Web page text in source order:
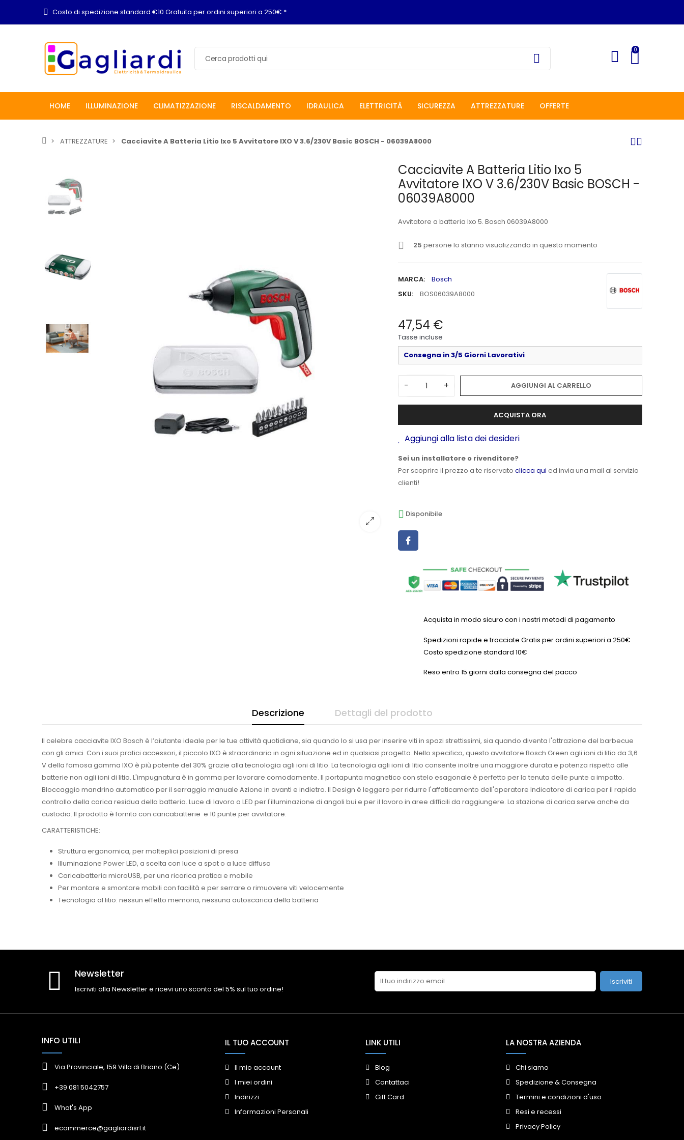
Costo di spedizione standard €10 Gratuita per ordini superiori a 250€ *
0
HOME ILLUMINAZIONE CLIMATIZZAZIONE RISCALDAMENTO IDRAULICA ELETTRICITÀ SICUREZZA ATTREZZATURE OFFERTE
ATTREZZATURE Cacciavite A Batteria Litio Ixo 5 Avvitatore IXO V 3.6/230V Basic BOSCH - 06039A8000
Cacciavite A Batteria Litio Ixo 5
Avvitatore IXO V 3.6/230V Basic BOSCH -
06039A8000
Avvitatore a batteria Ixo 5. Bosch 06039A8000
25 persone lo stanno visualizzando in questo momento
MARCA:
Bosch
SKU:
BOS06039A8000
47,54 €
Tasse incluse
Consegna in 3/5 Giorni Lavorativi
- + AGGIUNGI AL CARRELLO
ACQUISTA ORA
Aggiungi alla lista dei desideri
Sei un installatore o rivenditore?
Per scoprire il prezzo a te riservato clicca qui ed invia una mail al servizio
clienti!
Disponibile
Acquista in modo sicuro con i nostri metodi di pagamento
Spedizioni rapide e tracciate Gratis per ordini superiori a 250€
Costo spedizione standard 10€
Reso entro 15 giorni dalla consegna del pacco
Descrizione Dettagli del prodotto
ll celebre cacciavite IXO Bosch è l’aiutante ideale per le tue attività quotidiane, sia quando lo si usa per inserire viti in spazi strettissimi, sia quando diventa l'attrazione del barbecue
con gli amici. Con i suoi pratici accessori, il piccolo IXO è straordinario in ogni situazione ed in qualsiasi progetto. Nello specifico, questo avvitatore Bosch Green agli ioni di litio da 3,6
V della famosa gamma IXO è più potente del 30% grazie alla tecnologia agli ioni di litio. La tecnologia agli ioni di litio consente inoltre una maggiore durata e potenza rispetto alle
batterie non agli ioni di litio. L'impugnatura è in gomma per lavorare comodamente. Il portapunta magnetico con stelo esagonale è perfetto per la tenuta delle punte a impatto.
Bloccaggio mandrino automatico per il serraggio manuale Azione in avanti e indietro. Il Design è leggero per ridurre l'affaticamento dell'operatore Indicatore di carica per il rapido
controllo della carica residua della batteria. Luce di lavoro a LED per l'illuminazione di angoli bui e per il lavoro in aree difficili da raggiungere. La stazione di carica serve anche da
custodia. Il prodotto è fornito con caricabatterie e 10 punte per avvitatore.
CARATTERISTICHE:
Struttura ergonomica, per molteplici posizioni di presa
Illuminazione Power LED, a scelta con luce a spot o a luce diffusa
Caricabatteria microUSB, per una ricarica pratica e mobile
Per montare e smontare mobili con facilità e per serrare o rimuovere viti velocemente
Tecnologia al litio: nessun effetto memoria, nessuna autoscarica della batteria
Newsletter
Iscriviti alla Newsletter e ricevi uno sconto del 5% sul tuo ordine!
Iscriviti
INFO UTILI
Via Provinciale, 159 Villa di Briano (Ce)
+39 081 5042757
What's App
ecommerce@gagliardisrl.it
IL TUO ACCOUNT
Il mio account
I miei ordini
Indirizzi
Informazioni Personali
LINK UTILI
Blog
Contattaci
Gift Card
LA NOSTRA AZIENDA
Chi siamo
Spedizione & Consegna
Termini e condizioni d'uso
Resi e recessi
Privacy Policy